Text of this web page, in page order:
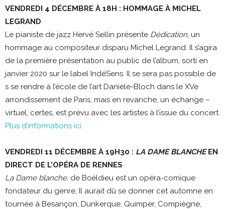
VENDREDI 4 DÉCEMBRE À 18H : HOMMAGE À MICHEL
LEGRAND
Le pianiste de jazz Hervé Sellin présente Dédication, un
hommage au compositeur disparu Michel Legrand. Il s’agira
de la première présentation au public de l’album, sorti en
janvier 2020 sur le label IndéSens. Il se sera pas possible de
s se rendre à l’école de l’art Danièle-Bloch dans le XVe
arrondissement de Paris, mais en revanche, un échange –
virtuel, certes, est prévu avec les artistes à l’issue du concert.
Plus d’informations ici.
VENDREDI 11 DÉCEMBRE À 19H30 : LA DAME BLANCHEEN
DIRECT DE L’OPÉRA DE RENNES
La Dame blanche, de Boëldieu est un opéra-comique
fondateur du genre, Il aurait dû se donner cet automne en
tournée à Besançon, Dunkerque, Quimper, Compiègne,